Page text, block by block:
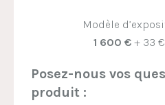
Modèle
1 600 € + 33
Posez-nous vos
produit :